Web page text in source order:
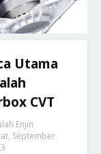
Utama
CVT
Enjin
September